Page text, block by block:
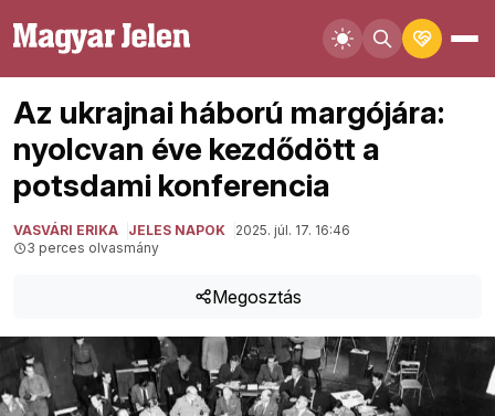
Az ukrajnai háború margójára:
nyolcvan éve kezdődött a
potsdami konferencia
VASVÁRI ERIKA JELES NAPOK
2025. júl. 17. 16:46
3 perces olvasmány
Megosztás